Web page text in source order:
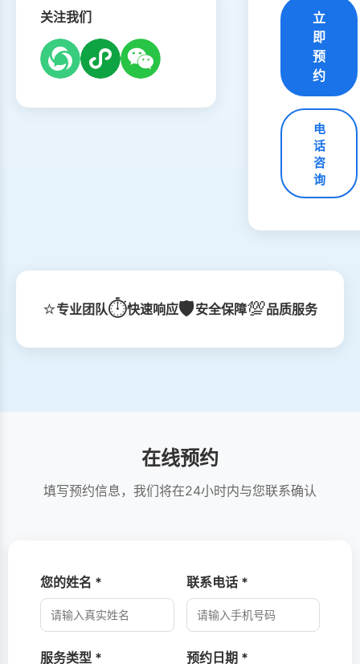
关注我们
立
即
预
约
电
话
咨
询
⭐专业团队⏱️快速响应🛡️安全保障💯品质服务
在线预约
填写预约信息，我们将在24小时内与您联系确认
您的姓名 * 联系电话 *
服务类型 * 预约日期 *